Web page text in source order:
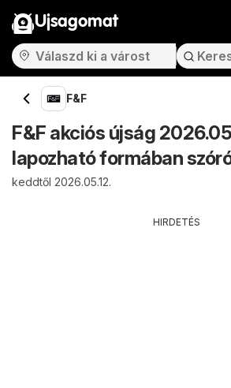
Ujsagomat
F&F
F&F akciós újság
lapozható formában
keddtől 2026.05.12.
HIRDETÉS